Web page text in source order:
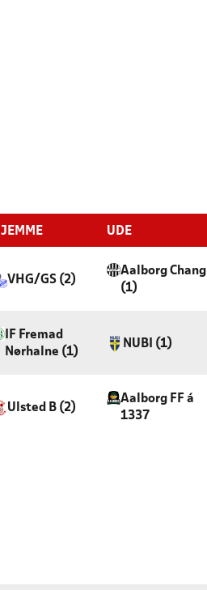
UDE
VHG/GS (2)
Aalborg Chang
(1)
IF Fremad
Nørhalne (1)
NUBI (1)
Ulsted B (2)
Aalborg FF á
1337